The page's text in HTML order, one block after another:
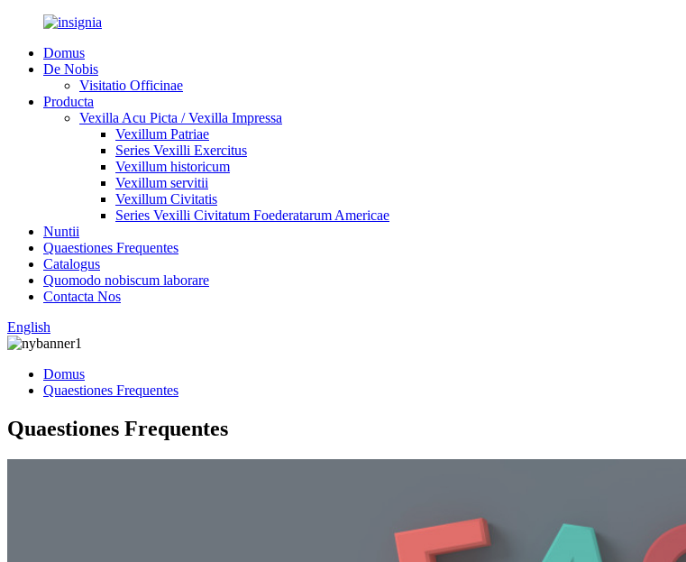
Domus
De Nobis
Visitatio Officinae
Producta
Vexilla Acu Picta / Vexilla Impressa
Vexillum Patriae
Series Vexilli Exercitus
Vexillum historicum
Vexillum servitii
Vexillum Civitatis
Series Vexilli Civitatum Foederatarum Americae
Nuntii
Quaestiones Frequentes
Catalogus
Quomodo nobiscum laborare
Contacta Nos
English
Domus
Quaestiones Frequentes
Quaestiones Frequentes